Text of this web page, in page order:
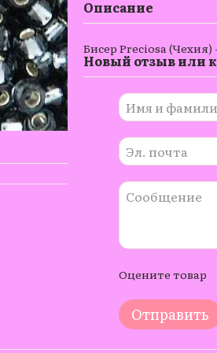
Описание
Бисер Preciosa (Чехия)
Новый отзыв или
Оцените товар
Отправить